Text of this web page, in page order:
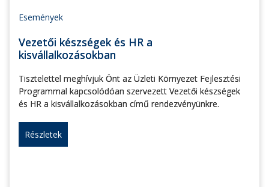
Események
Vezetői készségek és HR a
kisvállalkozásokban
Tisztelettel meghívjuk Önt az Üzleti Környezet Fejlesztési
Programmal kapcsolódóan szervezett Vezetői készségek
és HR a kisvállalkozásokban című rendezvényünkre.
Részletek